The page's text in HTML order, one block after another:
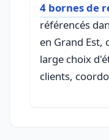
4 bornes de
référencés
en Grand Est,
large choix
clients,